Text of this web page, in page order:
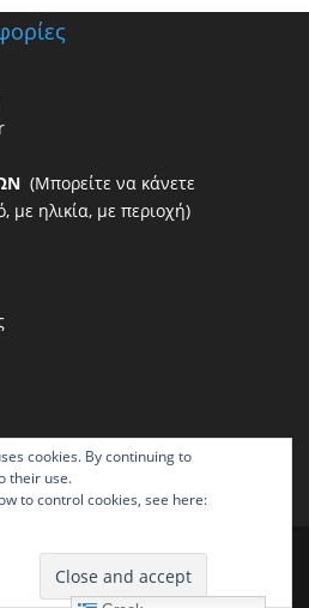
(Μπορείτε να κάνετε
ηλικία, με περιοχή)
ΠΑΠΠΑΣ
cookies. By continuing to
their use.
to control cookies, see here: